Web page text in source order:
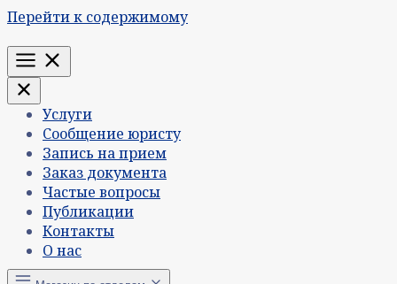
Перейти к содержимому
Меню
Услуги
Сообщение юристу
Запись на прием
Заказ документа
Частые вопросы
Публикации
Контакты
О нас